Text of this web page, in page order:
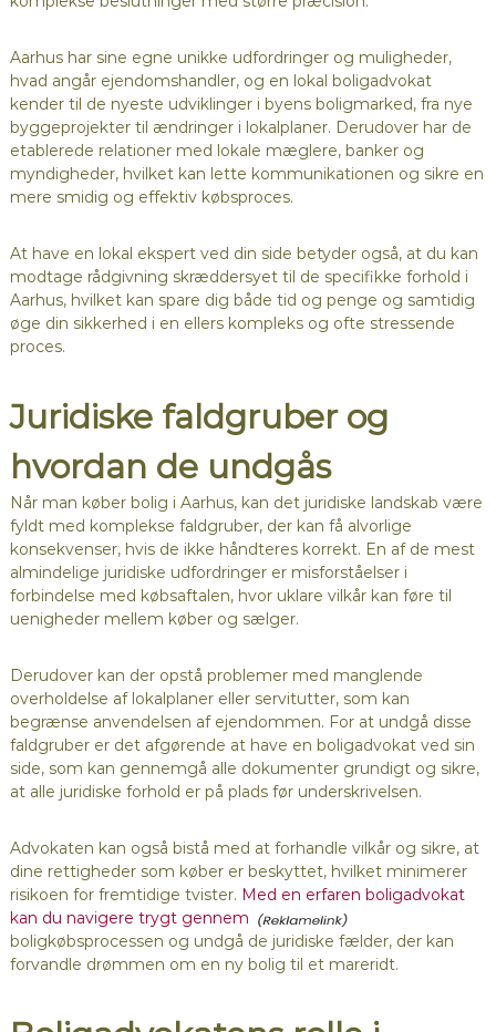
Aarhus har sine egne unikke udfordringer og muligheder,
hvad angår ejendomshandler, og en lokal boligadvokat
kender til de nyeste udviklinger i byens boligmarked, fra nye
byggeprojekter til ændringer i lokalplaner. Derudover har de
etablerede relationer med lokale mæglere, banker og
myndigheder, hvilket kan lette kommunikationen og sikre en
mere smidig og effektiv købsproces.
At have en lokal ekspert ved din side betyder også, at du kan
modtage rådgivning skræddersyet til de specifikke forhold i
Aarhus, hvilket kan spare dig både tid og penge og samtidig
øge din sikkerhed i en ellers kompleks og ofte stressende
proces.
Juridiske faldgruber og
hvordan de undgås
Når man køber bolig i Aarhus, kan det juridiske landskab være
fyldt med komplekse faldgruber, der kan få alvorlige
konsekvenser, hvis de ikke håndteres korrekt. En af de mest
almindelige juridiske udfordringer er misforståelser i
forbindelse med købsaftalen, hvor uklare vilkår kan føre til
uenigheder mellem køber og sælger.
Derudover kan der opstå problemer med manglende
overholdelse af lokalplaner eller servitutter, som kan
begrænse anvendelsen af ejendommen. For at undgå disse
faldgruber er det afgørende at have en boligadvokat ved sin
side, som kan gennemgå alle dokumenter grundigt og sikre,
at alle juridiske forhold er på plads før underskrivelsen.
Advokaten kan også bistå med at forhandle vilkår og sikre, at
dine rettigheder som køber er beskyttet, hvilket minimerer
risikoen for fremtidige tvister. Med en erfaren boligadvokat
kan du navigere trygt gennem
boligkøbsprocessen og undgå de juridiske fælder, der kan
forvandle drømmen om en ny bolig til et mareridt.